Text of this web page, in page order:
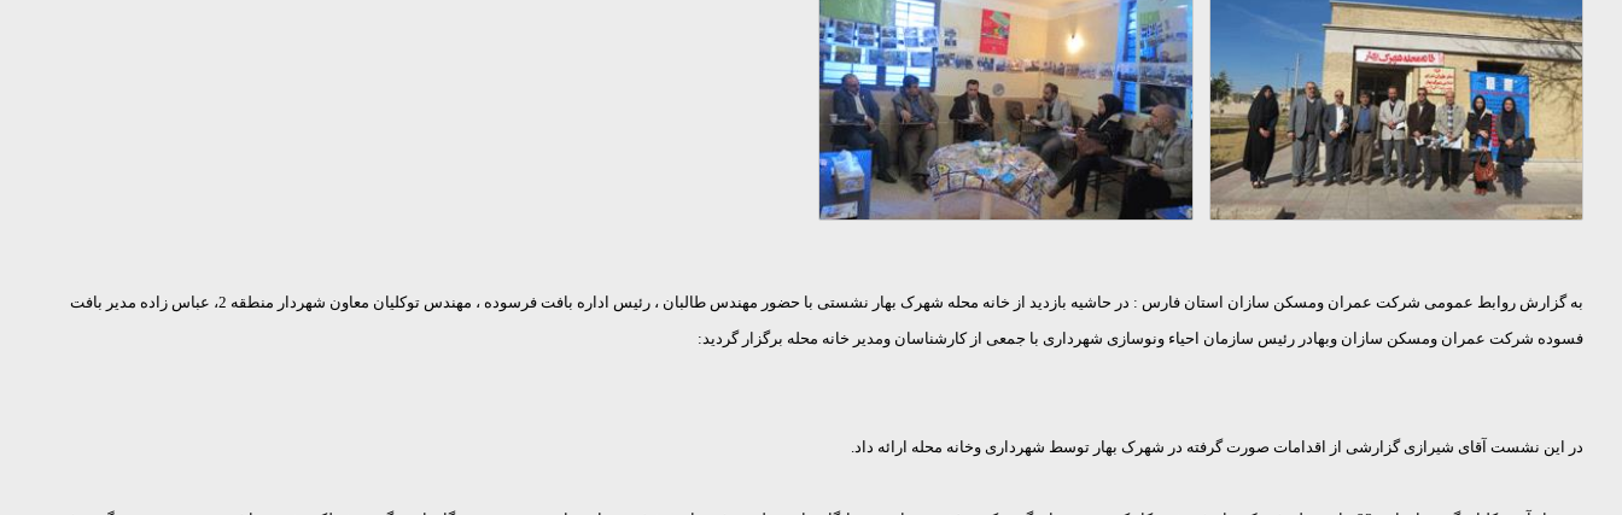
به گزارش روابط عمومی شرکت عمران ومسکن سازان استان فارس : در حاشیه بازدید از خانه محله شهرک بهار نشستی با حضور مهندس طالبان ، رئیس اداره بافت فرسوده ، مهندس توکلیان معاون شهردار منطقه 2، عباس زاده مدیر بافت
فسوده شرکت عمران ومسکن سازان وبهادر رئیس سازمان احیاء ونوسازی شهرداری با جمعی از کارشناسان ومدیر خانه محله برگزار گردید:
در این نشست آقای شیرازی گزارشی از اقدامات صورت گرفته در شهرک بهار توسط شهرداری وخانه محله ارائه داد.